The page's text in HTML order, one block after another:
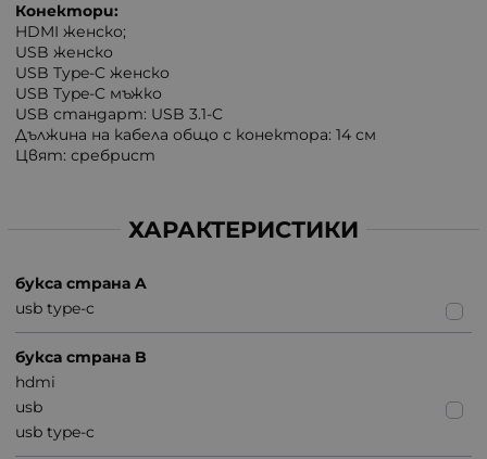
Конектори:
HDMI женско;
USB женско
USB Type-C женско
USB Type-C мъжко
USB стандарт: USB 3.1-C
Дължина на кабела общо с конектора: 14 см
Цвят: сребрист
ХАРАКТЕРИСТИКИ
букса страна A
usb type-c
букса страна B
hdmi
usb
usb type-c